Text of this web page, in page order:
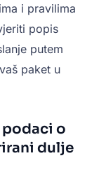
i pravilima
popis
putem
paket u
o
dulje